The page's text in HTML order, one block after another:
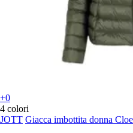
+0
4 colori
JOTT Giacca imbottita donna